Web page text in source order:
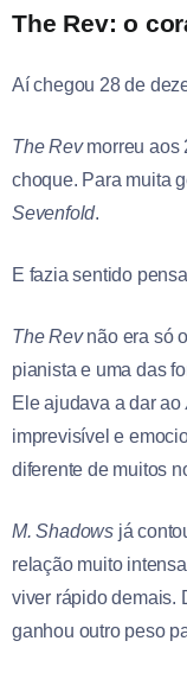
The Rev: o
Aí chegou 28 de
The Revmorreu aos
choque. Para muita
Sevenfold.
E fazia sentido
The Revnão era só
pianista e uma das
Ele ajudava a dar ao
imprevisível e
diferente de muitos
M. Shadows já
relação muito
viver rápido demais.
ganhou outro peso